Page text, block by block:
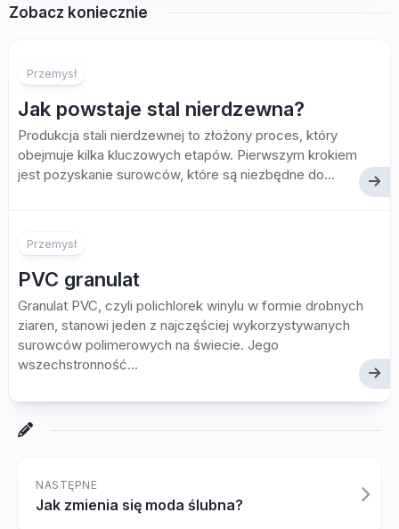
Zobacz koniecznie
Przemysł
Jak powstaje stal nierdzewna?
Produkcja stali nierdzewnej to złożony proces, który
obejmuje kilka kluczowych etapów. Pierwszym krokiem
jest pozyskanie surowców, które są niezbędne do...
Przemysł
PVC granulat
Granulat PVC, czyli polichlorek winylu w formie drobnych
ziaren, stanowi jeden z najczęściej wykorzystywanych
surowców polimerowych na świecie. Jego
wszechstronność...
NASTĘPNE
Jak zmienia się moda ślubna?